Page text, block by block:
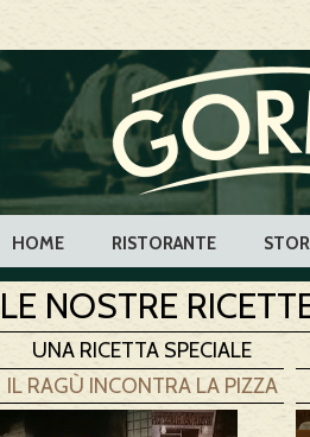
HOME RISTORANTE
LE NOSTRE
UNA RICETTA SPECIALE
IL RAGÙ INCONTRA LA PIZZA